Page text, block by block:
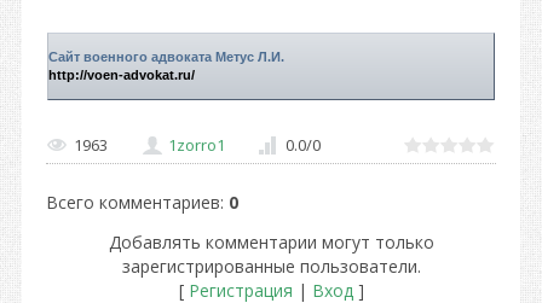
Сайт военного адвоката Метус Л.И.
http://voen-advokat.ru/
1963 1zorro1 0.0/0
Всего комментариев: 0
Добавлять комментарии могут только
зарегистрированные пользователи.
[ Регистрация | Вход]